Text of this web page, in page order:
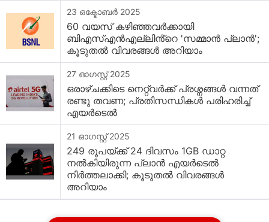
23 ഒക്ടോബർ 2025
60 വയസ് കഴിഞ്ഞവർക്കായി
ബിഎസ്എൻഎല്ലിൻ്റെ 'സമ്മാൻ പ്ലാൻ';
കൂടുതൽ വിവരങ്ങൾ അറിയാം
27 ഓഗസ്റ്റ് 2025
ഒരാഴ്ചക്കിടെ നെറ്റ്‌വർക്ക് പ്രശ്നങ്ങൾ വന്നത്
രണ്ടു തവണ; പ്രതിസന്ധികൾ പരിഹരിച്ച്
എയർടെൽ
21 ഓഗസ്റ്റ് 2025
249 രൂപയ്ക്ക് 24 ദിവസം 1GB ഡാറ്റ
നൽകിയിരുന്ന പ്ലാൻ എയർടെൽ
നിർത്തലാക്കി; കൂടുതൽ വിവരങ്ങൾ
അറിയാം